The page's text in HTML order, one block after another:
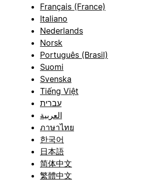
Français (France)
Italiano
Nederlands
Norsk
Português (Brasil)
Suomi
Svenska
Tiếng Việt
עברית
العربية
ภาษาไทย
한국어
日本語
简体中文
繁體中文